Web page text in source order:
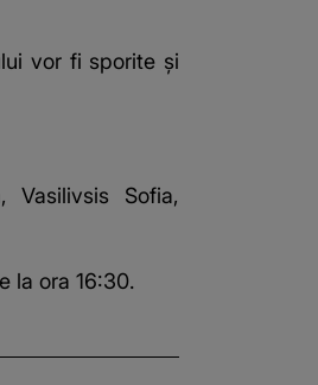
vor fi sporite și
Vasilivsis Sofia,
la ora 16:30.